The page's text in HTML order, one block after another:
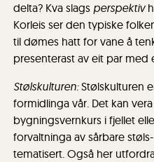
delta? Kva slags perspektiv
Korleis ser den typiske
til dømes hatt for vane å
presenterast av eit par med
Stølskulturen:Stølskulturen
formidlinga vår. Det kan
bygningsvernkurs i fjellet
forvaltninga av sårbare
tematisert. Også her